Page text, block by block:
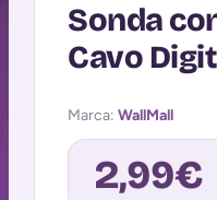
Sonda
Cavo
Marca: WallMall
2,99€